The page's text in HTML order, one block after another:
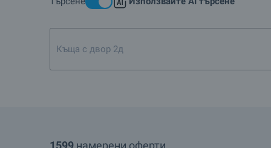
Къща с двор 2дка около Велико Търн
1599 намерени оферти